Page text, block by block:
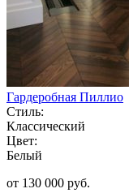
Гардеробная Пиллио
Стиль:
Классический
Цвет:
Белый
от 130 000 руб.